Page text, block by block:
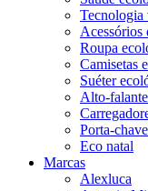
Tecnologia
Acessórios
Roupa
Camisetas
Suéter
Alto-
Porta-
Eco natal
Marcas
Alexluca